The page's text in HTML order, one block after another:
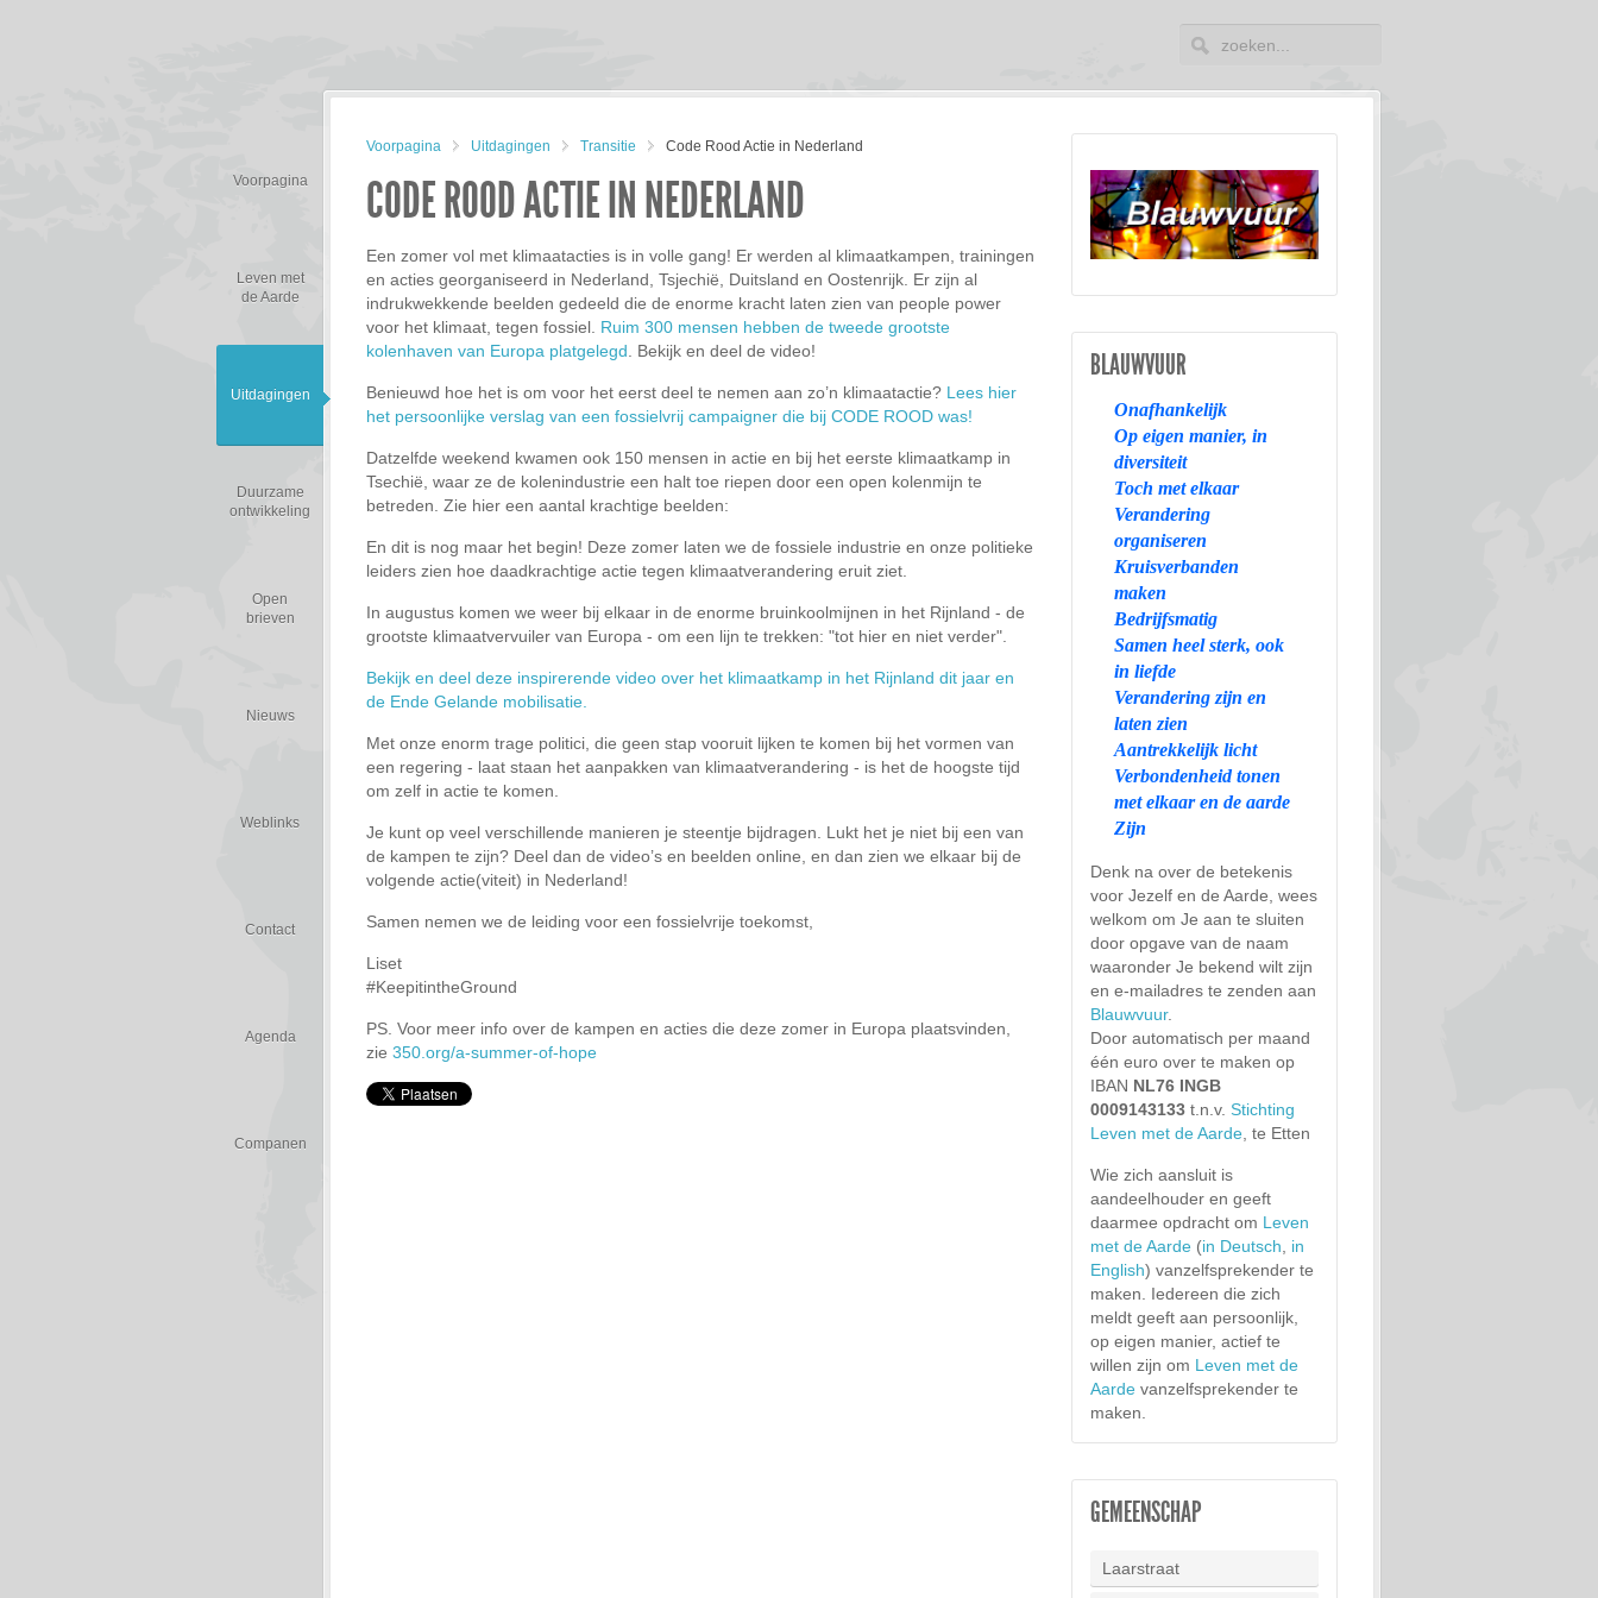
Voorpagina
Leven met
de Aarde
Uitdagingen
Duurzame
ontwikkeling
Open
brieven
Nieuws
Weblinks
Contact
Agenda
Companen
Voorpagina Uitdagingen Transitie Code Rood Actie in Nederland
CODE ROOD ACTIE IN NEDERLAND
Een zomer vol met klimaatacties is in volle gang! Er werden al klimaatkampen, trainingen
en acties georganiseerd in Nederland, Tsjechië, Duitsland en Oostenrijk. Er zijn al
indrukwekkende beelden gedeeld die de enorme kracht laten zien van people power
voor het klimaat, tegen fossiel. Ruim 300 mensen hebben de tweede grootste
kolenhaven van Europa platgelegd . Bekijk en deel de video!
Benieuwd hoe het is om voor het eerst deel te nemen aan zo’n klimaatactie? Lees hier
het persoonlijke verslag van een fossielvrij campaigner die bij CODE ROOD was!
Datzelfde weekend kwamen ook 150 mensen in actie en bij het eerste klimaatkamp in
Tsechië, waar ze de kolenindustrie een halt toe riepen door een open kolenmijn te
betreden. Zie hier een aantal krachtige beelden:
En dit is nog maar het begin! Deze zomer laten we de fossiele industrie en onze politieke
leiders zien hoe daadkrachtige actie tegen klimaatverandering eruit ziet.
In augustus komen we weer bij elkaar in de enorme bruinkoolmijnen in het Rijnland - de
grootste klimaatvervuiler van Europa - om een lijn te trekken: "tot hier en niet verder".
Bekijk en deel deze inspirerende video over het klimaatkamp in het Rijnland dit jaar en
de Ende Gelande mobilisatie.
Met onze enorm trage politici, die geen stap vooruit lijken te komen bij het vormen van
een regering - laat staan het aanpakken van klimaatverandering - is het de hoogste tijd
om zelf in actie te komen.
Je kunt op veel verschillende manieren je steentje bijdragen. Lukt het je niet bij een van
de kampen te zijn? Deel dan de video’s en beelden online, en dan zien we elkaar bij de
volgende actie(viteit) in Nederland!
Samen nemen we de leiding voor een fossielvrije toekomst,
Liset
#KeepitintheGround
PS. Voor meer info over de kampen en acties die deze zomer in Europa plaatsvinden,
zie 350.org/a-summer-of-hope
BLAUWVUUR
Onafhankelijk
Op eigen manier, in
diversiteit
Toch met elkaar
Verandering
organiseren
Kruisverbanden
maken
Bedrijfsmatig
Samen heel sterk, ook
in liefde
Verandering zijn en
laten zien
Aantrekkelijk licht
Verbondenheid tonen
met elkaar en de aarde
Zijn
Denk na over de betekenis
voor Jezelf en de Aarde, wees
welkom om Je aan te sluiten
door opgave van de naam
waaronder Je bekend wilt zijn
en e-mailadres te zenden aan
Blauwvuur.
Door automatisch per maand
één euro over te maken op
IBAN NL76 INGB
0009143133t.n.v. Stichting
Leven met de Aarde, te Etten
Wie zich aansluit is
aandeelhouder en geeft
daarmee opdracht om Leven
met de Aarde(in Deutsch
in
English) vanzelfsprekender te
maken. Iedereen die zich
meldt geeft aan persoonlijk,
op eigen manier, actief te
willen zijn om Leven met de
Aardevanzelfsprekender te
maken.
GEMEENSCHAP
Laarstraat